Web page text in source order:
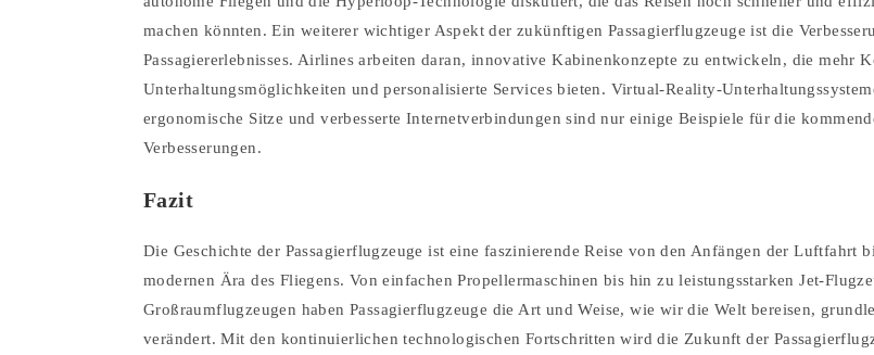
machen könnten. Ein weiterer wichtiger Aspekt der zukünftigen Passagierflugzeuge ist die
Passagiererlebnisses. Airlines arbeiten daran, innovative Kabinenkonzepte zu entwickeln, die mehr
Unterhaltungsmöglichkeiten und personalisierte Services bieten. Virtual-Reality-
ergonomische Sitze und verbesserte Internetverbindungen sind nur einige Beispiele für die
Verbesserungen.
Fazit
Die Geschichte der Passagierflugzeuge ist eine faszinierende Reise von den Anfängen der Luftfahrt
modernen Ära des Fliegens. Von einfachen Propellermaschinen bis hin zu leistungsstarken Jet-
Großraumflugzeugen haben Passagierflugzeuge die Art und Weise, wie wir die Welt bereisen,
verändert. Mit den kontinuierlichen technologischen Fortschritten wird die Zukunft der